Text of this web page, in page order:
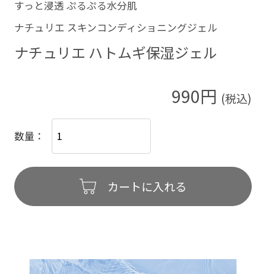
すっと浸透 ぷるぷる水分肌
ナチュリエ スキンコンディショニングジェル
ナチュリエ ハトムギ保湿ジェル
990円
数量：
カートに入れる